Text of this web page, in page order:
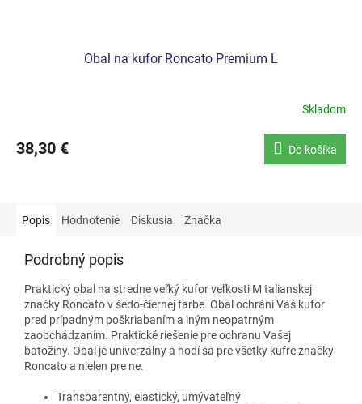
Obal na kufor Roncato Premium L
Skladom
38,30 € Do košíka
Popis Hodnotenie Diskusia Značka
Podrobný popis
Praktický obal na stredne veľký kufor veľkosti M talianskej
značky Roncato v šedo-čiernej farbe. Obal ochráni Váš kufor
pred prípadným poškriabaním a iným neopatrným
zaobchádzaním. Praktické riešenie pre ochranu Vašej
batožiny. Obal je univerzálny a hodí sa pre všetky kufre značky
Roncato a nielen pre ne.
Transparentný, elastický, umývateľný